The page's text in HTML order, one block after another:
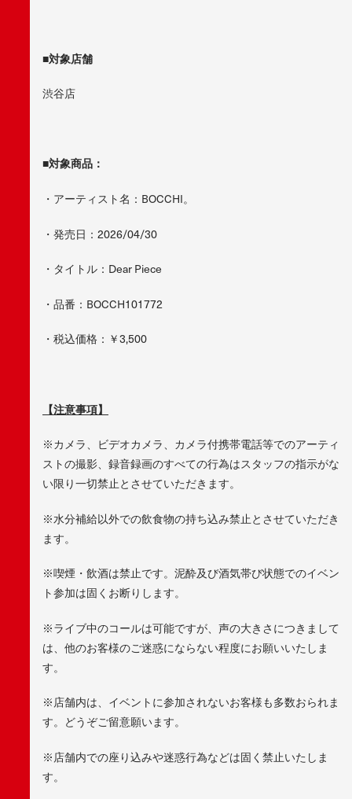
■対象店舗
渋谷店
■対象商品：
・アーティスト名：BOCCHI。
・発売日：2026/04/30
・タイトル：Dear Piece
・品番：BOCCH101772
・税込価格：￥3,500
【注意事項】
※カメラ、ビデオカメラ、カメラ付携帯電話等でのアーティ
ストの撮影、録音録画のすべての行為はスタッフの指示がな
い限り一切禁止とさせていただきます。
※水分補給以外での飲食物の持ち込み禁止とさせていただき
ます。
※喫煙・飲酒は禁止です。泥酔及び酒気帯び状態でのイベン
ト参加は固くお断りします。
※ライブ中のコールは可能ですが、声の大きさにつきまして
は、他のお客様のご迷惑にならない程度にお願いいたしま
す。
※店舗内は、イベントに参加されないお客様も多数おられま
す。どうぞご留意願います。
※店舗内での座り込みや迷惑行為などは固く禁止いたしま
す。